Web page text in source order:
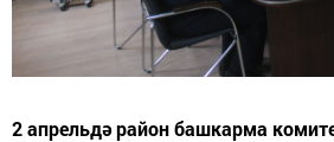
2 апрельдә район башкарма